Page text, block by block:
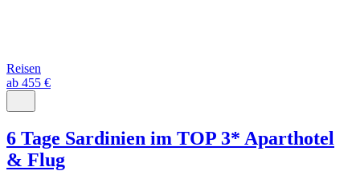
Reisen
ab 455 €
6 Tage Sardinien im TOP 3* Aparthotel
& Flug